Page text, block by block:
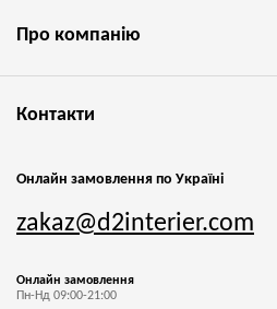
Про компанію
Контакти
Онлайн замовлення по Україні
zakaz@d2interier.com
Онлайн замовлення
Пн-Нд 09:00-21:00